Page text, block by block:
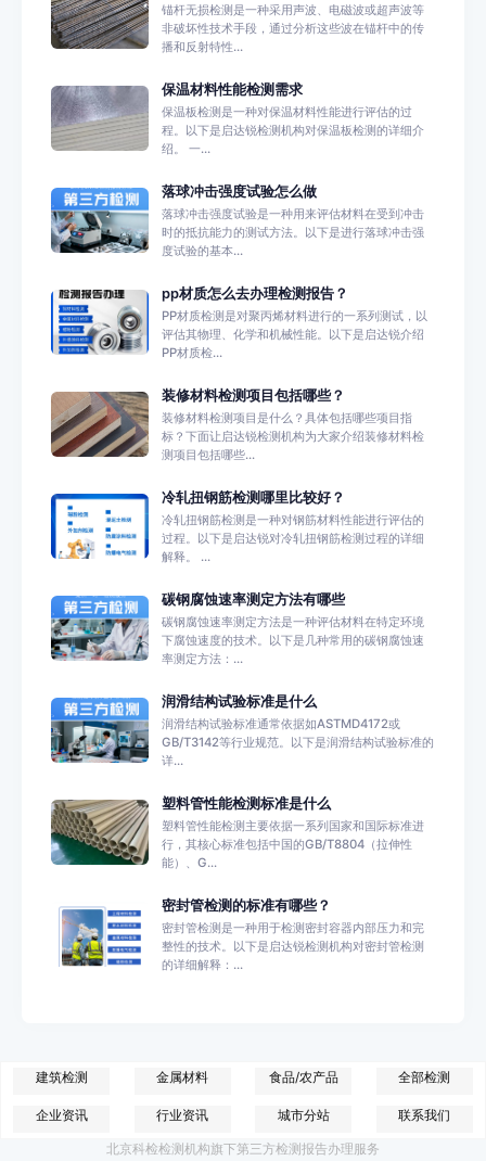
锚杆无损检测是一种采用声波、电磁波或超声波等
非破坏性技术手段，通过分析这些波在锚杆中的传
播和反射特性...
保温材料性能检测需求
保温板检测是一种对保温材料性能进行评估的过
程。以下是启达锐检测机构对保温板检测的详细介
绍。 一...
落球冲击强度试验怎么做
落球冲击强度试验是一种用来评估材料在受到冲击
时的抵抗能力的测试方法。以下是进行落球冲击强
度试验的基本...
pp材质怎么去办理检测报告？
PP材质检测是对聚丙烯材料进行的一系列测试，以
评估其物理、化学和机械性能。以下是启达锐介绍
PP材质检...
装修材料检测项目包括哪些？
装修材料检测项目是什么？具体包括哪些项目指
标？下面让启达锐检测机构为大家介绍装修材料检
测项目包括哪些...
冷轧扭钢筋检测哪里比较好？
冷轧扭钢筋检测是一种对钢筋材料性能进行评估的
过程。以下是启达锐对冷轧扭钢筋检测过程的详细
解释。 ...
碳钢腐蚀速率测定方法有哪些
碳钢腐蚀速率测定方法是一种评估材料在特定环境
下腐蚀速度的技术。以下是几种常用的碳钢腐蚀速
率测定方法：...
润滑结构试验标准是什么
润滑结构试验标准通常依据如ASTMD4172或
GB/T3142等行业规范。以下是润滑结构试验标准的
详...
塑料管性能检测标准是什么
塑料管性能检测主要依据一系列国家和国际标准进
行，其核心标准包括中国的GB/T8804（拉伸性
能）、G...
密封管检测的标准有哪些？
密封管检测是一种用于检测密封容器内部压力和完
整性的技术。以下是启达锐检测机构对密封管检测
的详细解释：...
建筑检测 金属材料 食品/农产品 全部检测
企业资讯 行业资讯 城市分站 联系我们
北京科检检测机构旗下第三方检测报告办理服务